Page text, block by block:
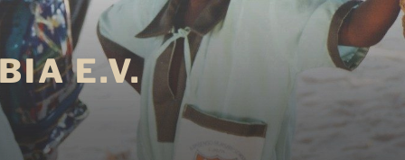
E.V.